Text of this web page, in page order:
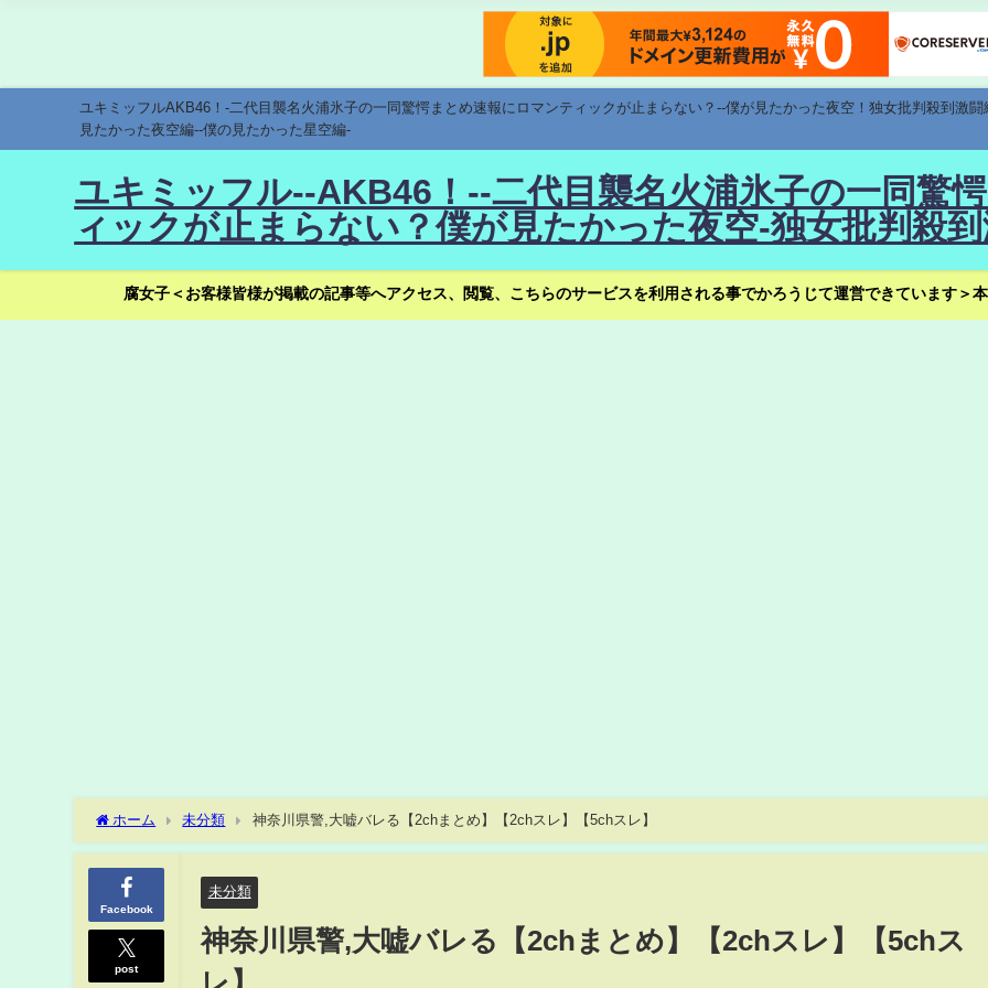
ユキミッフルAKB46！-二代目襲名火浦氷子の一同驚愕まとめ速報にロマンティックが止まらない？--僕が見たかった夜空！独女批判殺到激
見たかった夜空編--僕の見たかった星空編-
ユキミッフル--AKB46！--二代目襲名火浦氷子の一同驚
ィックが止まらない？僕が見たかった夜空-独女批判殺
腐女子＜お客様皆様が掲載の記事等へアクセス、閲覧、こちらのサービスを利用される事でかろうじて運営できています＞
ホーム 未分類 神奈川県警,大嘘バレる【2chまとめ】【2chスレ】【5chスレ】
Facebook
post
未分類
神奈川県警,大嘘バレる【2chまとめ】【2chスレ】【5chス